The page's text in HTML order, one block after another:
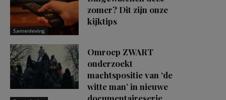
Samenleving
zomer? Dit zijn onze
kijktips
Omroep ZWART
onderzoekt
machtspositie van ‘de
witte man’ in nieuwe